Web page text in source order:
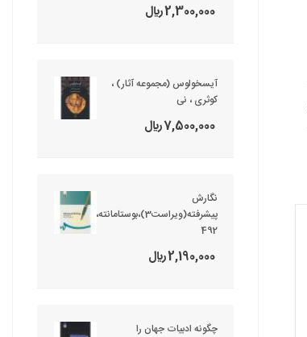
2,300,000 ريال
آیسخولوس (مجموعه آثار) ،
کوثری ، نی
7,500,000 ريال
نگارش
پیشرفته(ویراست3)،بوستامانته،
492
2,190,000 ريال
چگونه ادبیات جهان را